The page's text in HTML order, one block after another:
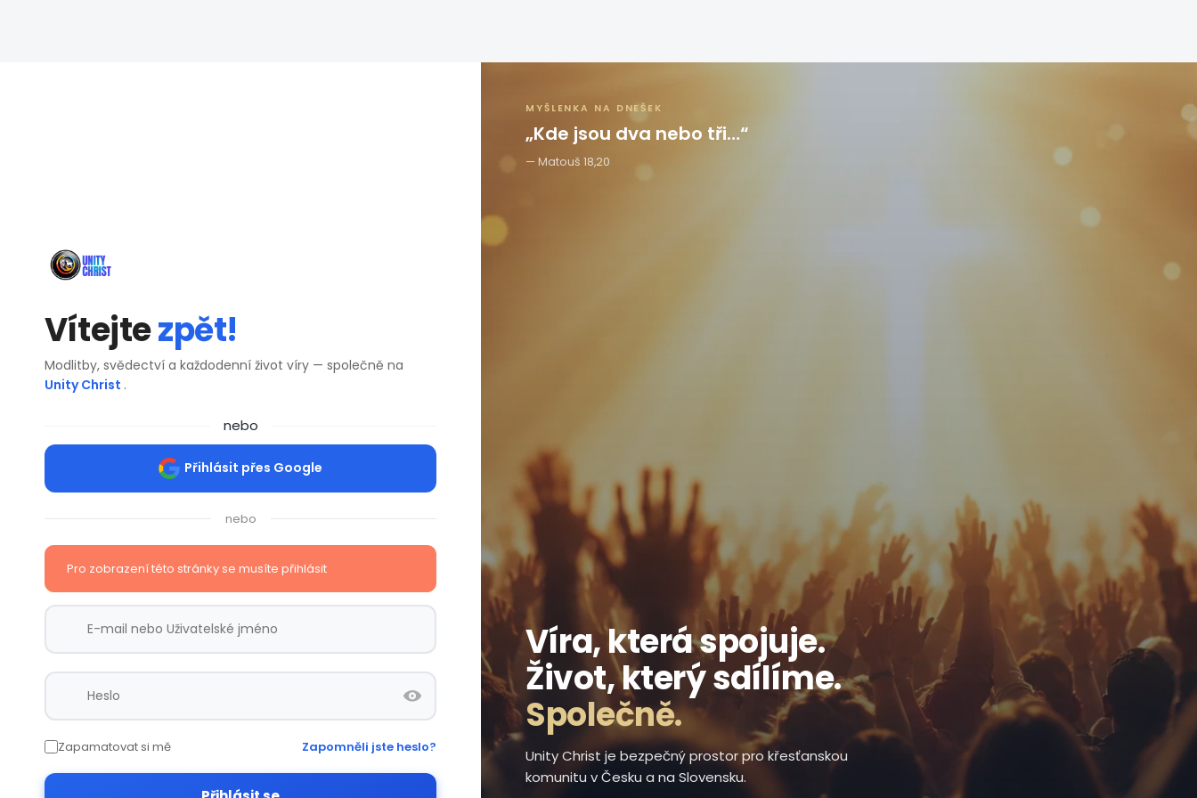
Vítejtezpět!
Modlitby, svědectví a každodenní život víry — společně na
Unity Christ .
nebo
Přihlásit přes Google
nebo
Pro zobrazení této stránky se musíte přihlásit
Zapamatovat si mě Zapomněli jste heslo?
Víra, která spojuje.
Život, který sdílíme.
Společně.
Unity Christ je bezpečný prostor pro křesťanskou
komunitu v Česku a na Slovensku.
MYŠLENKA NA DNEŠEK
„Kde jsou dva nebo tři…“
Matouš 18,20